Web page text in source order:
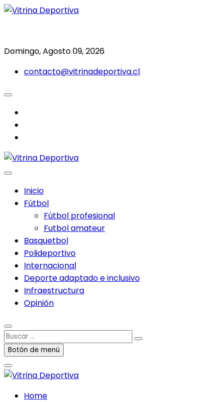
Saltar
Domingo, Agosto 09, 2026
contacto@vitrinadeportiva.cl
Inicio
Fútbol
Fútbol profesional
Futbol amateur
Basquetbol
Polideportivo
Internacional
Deporte adaptado e inclusivo
Infraestructura
Opinión
Buscar
…Botón de menú
Home